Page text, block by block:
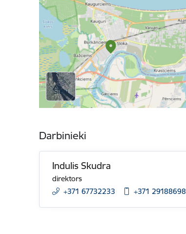
Darbinieki
Indulis Skudra
direktors
+371 67732233
+371 29188698